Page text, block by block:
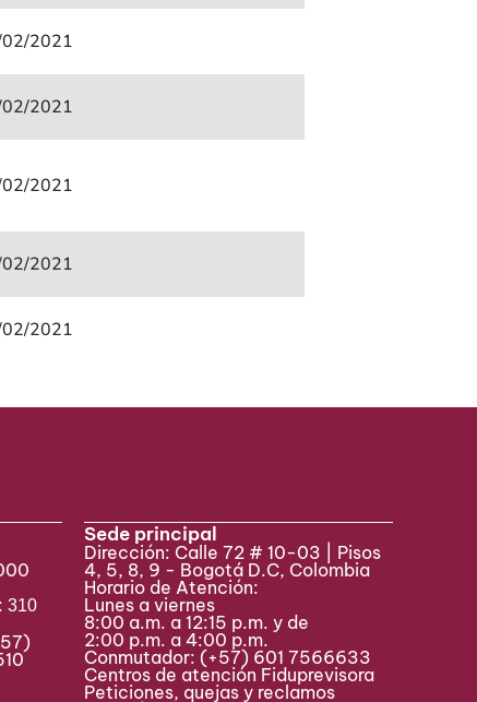
2021
2021
2021
2021
2021
310
Sede principal
Dirección: Calle 72 # 10-03 | Pisos
4, 5, 8, 9 - Bogotá D.C, Colombia
Horario de Atención:
Lunes a viernes
8:00 a.m. a 12:15 p.m. y de
2:00 p.m. a 4:00 p.m.
Conmutador: (+57) 601 7566633
Centros de atención Fiduprevisora
Peticiones, quejas y reclamos